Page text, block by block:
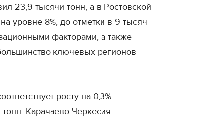
23,9 тысячи тонн, а в Ростовской
уровне 8%, до отметки в 9 тысяч
факторами, а также
ключевых регионов
росту на 0,3%.
Карачаево-Черкесия